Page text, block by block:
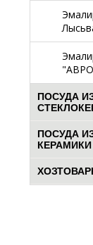
ПОСУДА
ПОСУДА
КЕРАМИКИ